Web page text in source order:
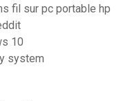
fil sur pc portable hp
10
system